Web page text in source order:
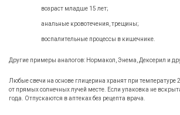
возраст младше 15 лет;
анальные кровотечения, трещины;
воспалительные процессы в кишечнике.
Другие примеры аналогов: Нормакол, Энема, Дексерил и
Любые свечи на основе глицерина хранят при температуре
от прямых солнечных лучей месте. Если упаковка не
года. Отпускаются в аптеках без рецепта врача.